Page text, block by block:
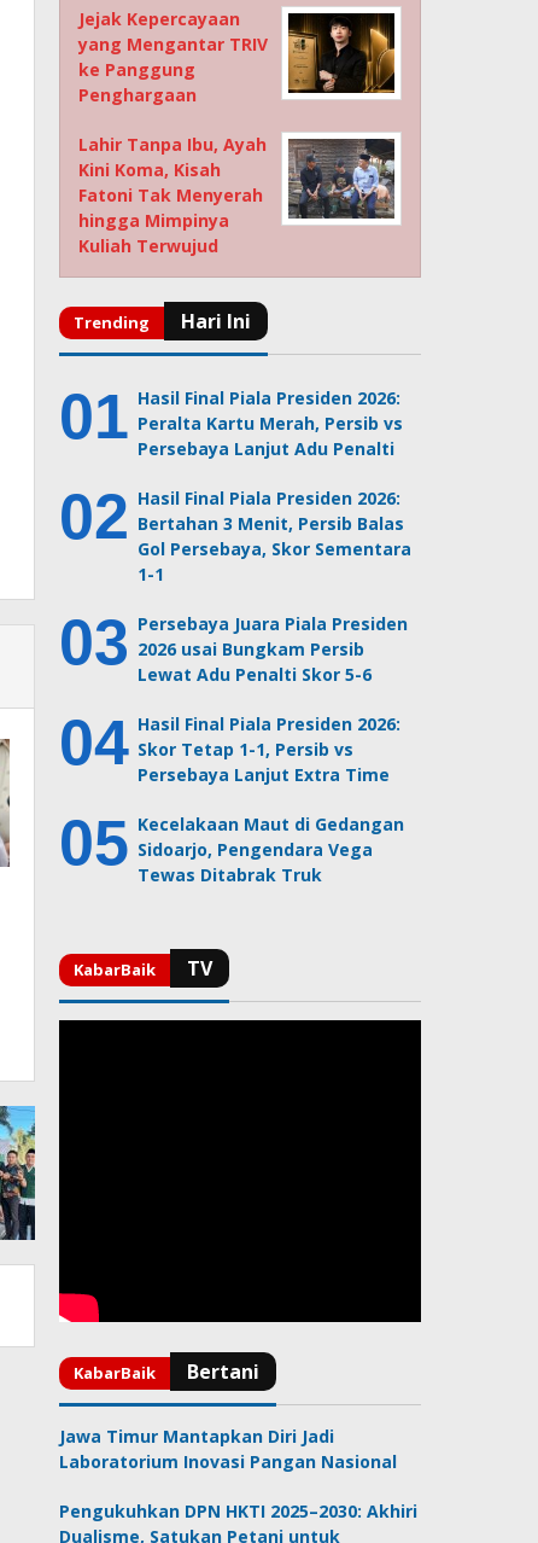
Jejak Kepercayaan
yang Mengantar TRIV
ke Panggung
Penghargaan
Lahir Tanpa Ibu, Ayah
Kini Koma, Kisah
Fatoni Tak Menyerah
hingga Mimpinya
Kuliah Terwujud
Hasil Final Piala Presiden 2026:
Peralta Kartu Merah, Persib vs
Persebaya Lanjut Adu Penalti
Hasil Final Piala Presiden 2026:
Bertahan 3 Menit, Persib Balas
Gol Persebaya, Skor Sementara
1-1
Persebaya Juara Piala Presiden
2026 usai Bungkam Persib
Lewat Adu Penalti Skor 5-6
Hasil Final Piala Presiden 2026:
Skor Tetap 1-1, Persib vs
Persebaya Lanjut Extra Time
Kecelakaan Maut di Gedangan
Sidoarjo, Pengendara Vega
Tewas Ditabrak Truk
Jawa Timur Mantapkan Diri Jadi
Laboratorium Inovasi Pangan Nasional
Pengukuhkan DPN HKTI 2025–2030: Akhiri
Dualisme, Satukan Petani untuk